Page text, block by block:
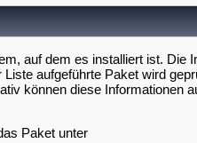
auf dem es installiert ist. Die
aufgeführte Paket wird
können diese Informationen
Paket unter